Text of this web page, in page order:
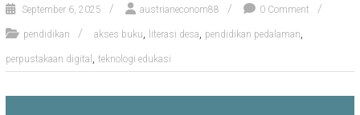
September 6, 2025 austrianeconom88 0 Comment
pendidikan akses buku, literasi desa, pendidikan pedalaman,
perpustakaan digital , teknologi edukasi